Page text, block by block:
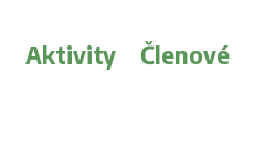
Aktivity Členové